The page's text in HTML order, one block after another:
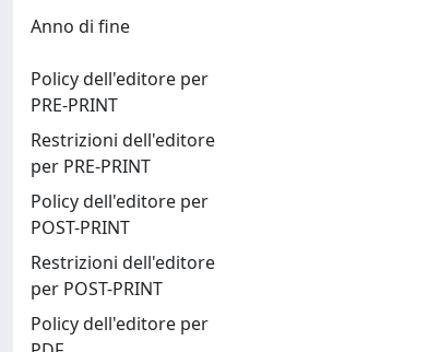
Anno di fine
Policy dell'editore per
PRE-PRINT
Restrizioni dell'editore
per PRE-PRINT
Policy dell'editore per
POST-PRINT
Restrizioni dell'editore
per POST-PRINT
Policy dell'editore per